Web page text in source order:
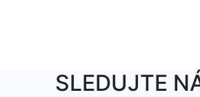
SLEDUJTE